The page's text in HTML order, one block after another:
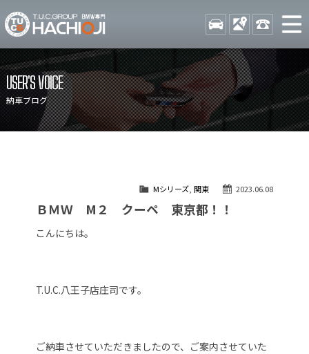
TUCグループ BMW専門 八
STOCK ACCESS 042-
ニュース
在庫リスト
目玉車両一覧
店舗紹介
保証＆サービス
アクセスマップ
自動車保険
USER'S VOICE
納車ブログ
2023.06.08
Mシリーズ, 関東
ＢＭＷ M２ クーペ 東京都！！
こんにちは。
T.U.C.八王子店庄司です。
ご納車させていただきましたので、ご案内させていた